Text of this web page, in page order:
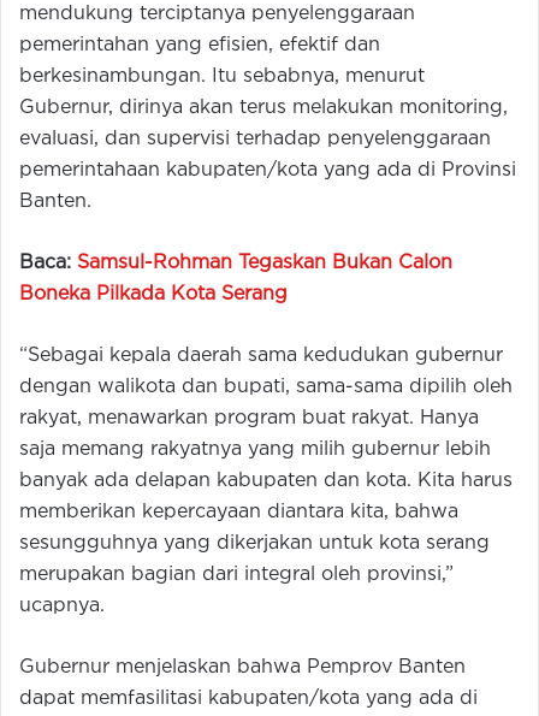
mendukung terciptanya penyelenggaraan
pemerintahan yang efisien, efektif dan
berkesinambungan. Itu sebabnya, menurut
Gubernur, dirinya akan terus melakukan monitoring,
evaluasi, dan supervisi terhadap penyelenggaraan
pemerintahaan kabupaten/kota yang ada di Provinsi
Banten.
Baca: Samsul-Rohman Tegaskan Bukan Calon
Boneka Pilkada Kota Serang
“Sebagai kepala daerah sama kedudukan gubernur
dengan walikota dan bupati, sama-sama dipilih oleh
rakyat, menawarkan program buat rakyat. Hanya
saja memang rakyatnya yang milih gubernur lebih
banyak ada delapan kabupaten dan kota. Kita harus
memberikan kepercayaan diantara kita, bahwa
sesungguhnya yang dikerjakan untuk kota serang
merupakan bagian dari integral oleh provinsi,”
ucapnya.
Gubernur menjelaskan bahwa Pemprov Banten
dapat memfasilitasi kabupaten/kota yang ada di